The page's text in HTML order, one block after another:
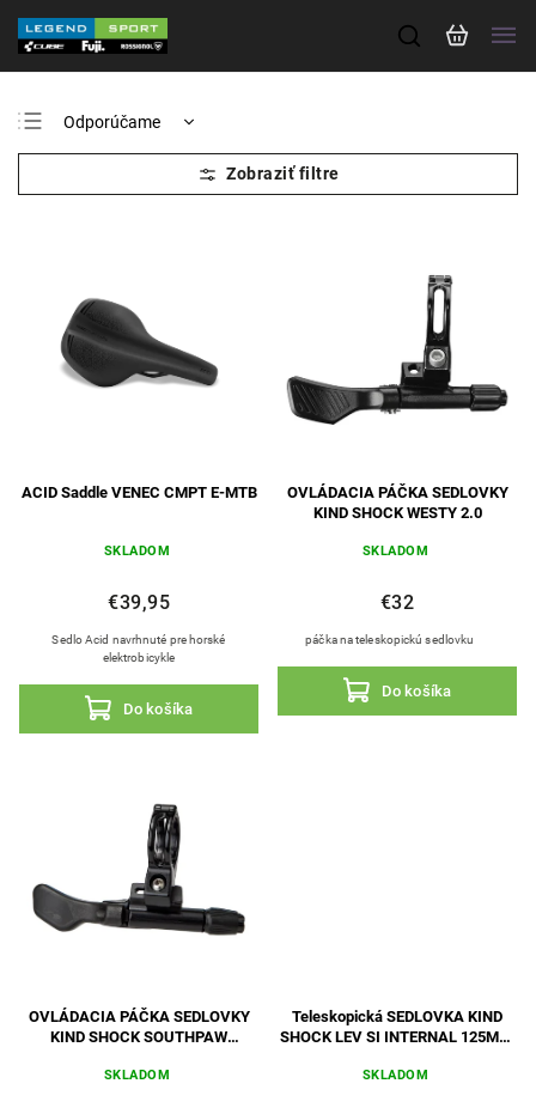
Odporúčame
Najlacnejšie
Najdrahšie
ACID Saddle VENEC CMPT E-MTB
SKLADOM
€39,95
Do košíka
Sedlo Acid navrhnuté pre horské
elektrobicykle
OVLÁDACIA PÁČKA SEDLOVKY
KIND SHOCK WESTY 2.0
SKLADOM
€32
Do košíka
páčka na teleskopickú sedlovku
OVLÁDACIA PÁČKA SEDLOVKY
KIND SHOCK SOUTHPAW
SKLADOM
Teleskopická SEDLOVKA KIND
SHOCK LEV SI INTERNAL 125MM,
SKLADOM